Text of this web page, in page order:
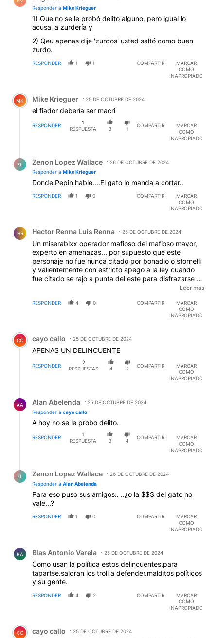
Responder a Mike Krieguer
1) Que no se le probó delito alguno, pero igual lo
acusa la zurdería y
2) Qeu apenas dije 'zurdos' usted saltó como buen
zurdo.
RESPONDER 1 1 COMPARTIR
MARCAR
COMO
INAPROPIADO
Comentario de Mike Krieguer.
MK Mike Krieguer 25 DE OCTUBRE DE 2024
el fiador debería ser macri
RESPONDER
1
RESPUESTA
3 1
COMPARTIR
MARCAR
COMO
INAPROPIADO
ZL Zenon Lopez Wallace
26 DE OCTUBRE DE 2024
Responder a Mike Krieguer
Donde Pepin hable....El gato lo manda a cortar..
RESPONDER 1 0 COMPARTIR
MARCAR
COMO
INAPROPIADO
HR Hector Renna Luis Renna 25 DE OCTUBRE DE 2024
Un miserablxx operador mafioso del mafioso mayor,
experto en amenazas... por supuesto que este
personaje no fue nunca citado por bonadio o stornelli
y valientemente con estricto apego a la ley cuando
fue citado se rajo a punta del este para disfrazarse de
un perseguido politico..una perfecta muestra de lo
libertad", decir que son poca cosa seria halagarlos...
Leer mas
RESPONDER 4 0 COMPARTIR
MARCAR
COMO
INAPROPIADO
Comentario de cayo callo.
CC cayo callo 25 DE OCTUBRE DE 2024
APENAS UN DELINCUENTE
RESPONDER
2
RESPUESTAS
4 2
COMPARTIR
MARCAR
COMO
INAPROPIADO
AA Alan Abelenda
25 DE OCTUBRE DE 2024
Responder a cayo callo
A hoy no se le probo delito.
RESPONDER
1
RESPUESTA
3 4
COMPARTIR
MARCAR
COMO
INAPROPIADO
ZL Zenon Lopez Wallace
26 DE OCTUBRE DE 2024
Responder a Alan Abelenda
Para eso puso sus amigos.. ..¿o la $$$ del gato no
vale...?
RESPONDER 1 0 COMPARTIR
MARCAR
COMO
INAPROPIADO
BA Blas Antonio Varela 25 DE OCTUBRE DE 2024
Como usan la política estos delincuentes.para
tapartse.saldran los troll a defender.malditos políticos
y su gente.
RESPONDER 4 2 COMPARTIR
MARCAR
COMO
INAPROPIADO
Comentario de cayo callo.
CC cayo callo 25 DE OCTUBRE DE 2024